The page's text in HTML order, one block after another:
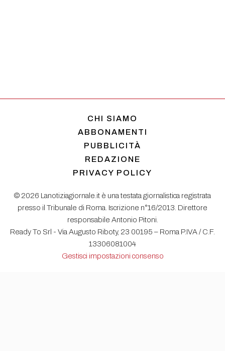
CHI SIAMO
ABBONAMENTI
PUBBLICITÀ
REDAZIONE
PRIVACY POLICY
© 2026 Lanotiziagiornale.it è una testata giornalistica registrata
presso il Tribunale di Roma. Iscrizione n°16/2013. Direttore
responsabile Antonio Pitoni.
Ready To Srl - Via Augusto Riboty, 23 00195 – Roma P.IVA / C.F.
13306081004
Gestisci impostazioni consenso